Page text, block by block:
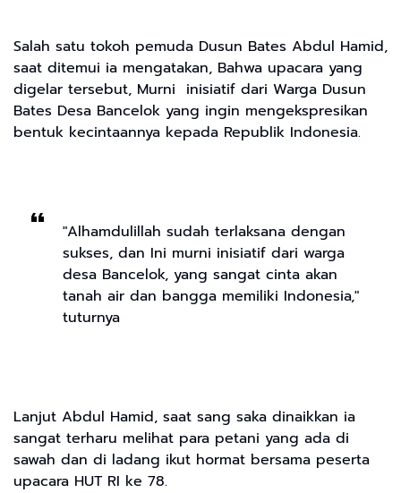
Salah satu tokoh pemuda Dusun Bates Abdul Hamid,
saat ditemui ia mengatakan, Bahwa upacara yang
digelar tersebut, Murni inisiatif dari Warga Dusun
Bates Desa Bancelok yang ingin mengekspresikan
bentuk kecintaannya kepada Republik Indonesia.
"Alhamdulillah sudah terlaksana dengan
sukses, dan Ini murni inisiatif dari warga
desa Bancelok, yang sangat cinta akan
tanah air dan bangga memiliki Indonesia,"
tuturnya
Lanjut Abdul Hamid, saat sang saka dinaikkan ia
sangat terharu melihat para petani yang ada di
sawah dan di ladang ikut hormat bersama peserta
upacara HUT RI ke 78.